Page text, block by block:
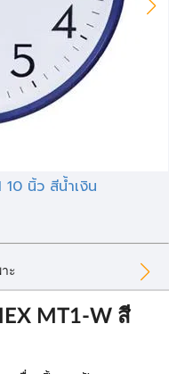
10 นิ้ว สีน้ำเงิน
ะ
MT1-W สี